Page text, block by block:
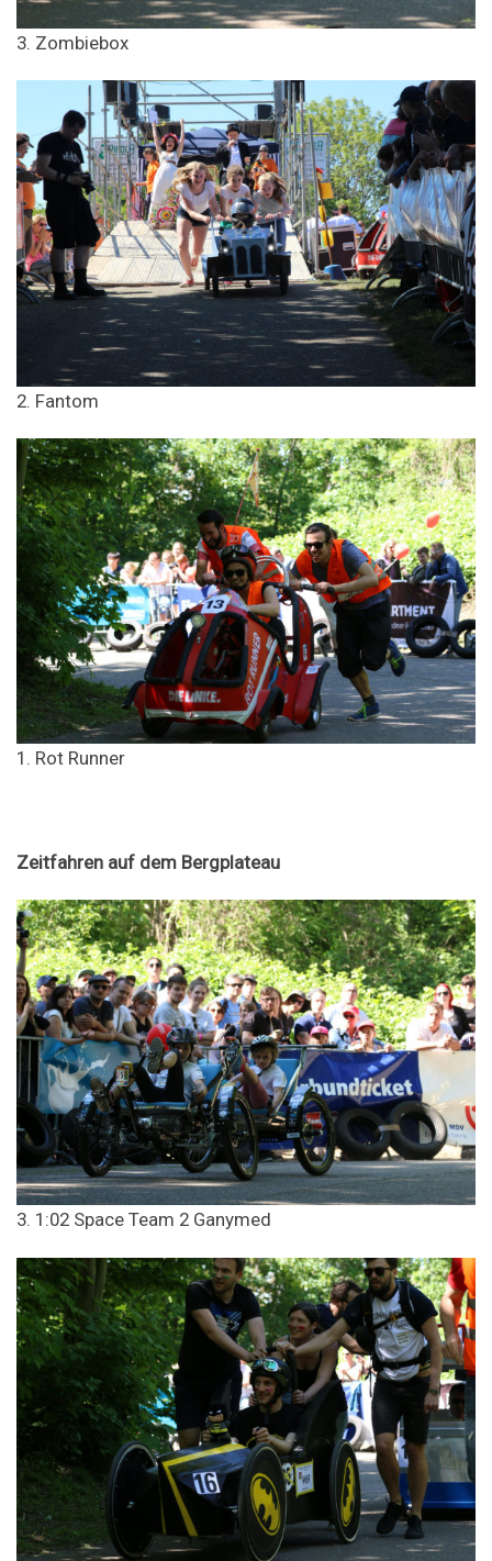
3. Zombiebox
2. Fantom
1. Rot Runner
Zeitfahren auf dem Bergplateau
3. 1:02 Space Team 2 Ganymed